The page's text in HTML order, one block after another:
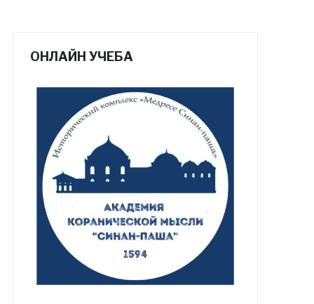
ОНЛАЙН УЧЕБА